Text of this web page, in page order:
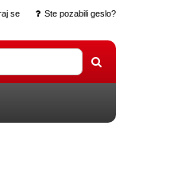
se Ste pozabili geslo?